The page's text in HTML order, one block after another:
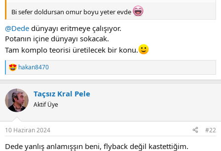
a
n
i
Bi sefer doldursan omur boyu yeter evde
@Dede dünyayı eritmeye çalışıyor.
Potanın içine dünyayı sokacak.
Tam komplo teorisi üretilecek bir konu.
R
e
c
i
s
hakan8470
Taçsız Kral Pele
Aktif Üye
10 Haziran 2024 #22
Dede yanlış anlamışşın beni, flyback değil kastettiğim.